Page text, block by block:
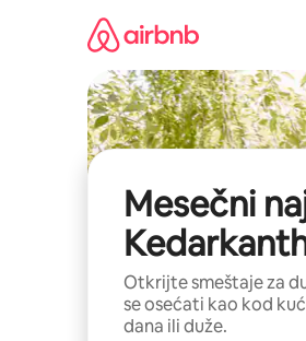
Mesečni
Otkrijte smeštaje za
se osećati kao kod
dana ili duže.